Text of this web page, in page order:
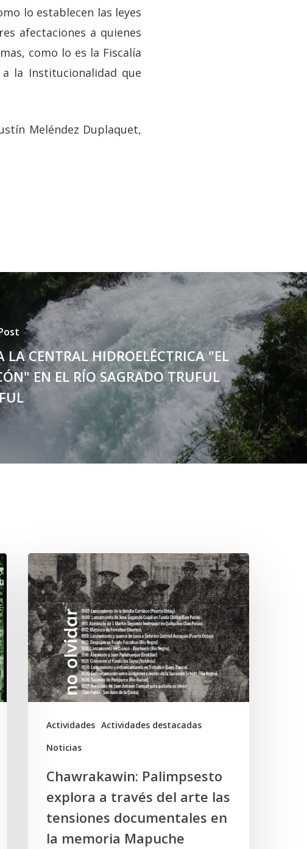
lo establecen las leyes
afectaciones a quienes
como lo es la Fiscalía
la Institucionalidad que
Meléndez Duplaquet,
LA CENTRAL HIDROELÉCTRICA "EL
EN EL RÍO SAGRADO TRUFUL
Actividades Actividades destacadas
Noticias
Chawrakawin:
Palimpsesto
explora
a
través
del
arte
las
tensiones
documentales
memoria
Mapuche
Chawrakawin: Palimpsesto
explora a través del arte las
tensiones documentales en
la memoria Mapuche